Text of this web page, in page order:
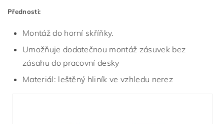
Přednosti:
Montáž do horní skříňky.
Umožňuje dodatečnou montáž zásuvek bez
zásahu do pracovní desky
Materiál: leštěný hliník ve vzhledu nerez